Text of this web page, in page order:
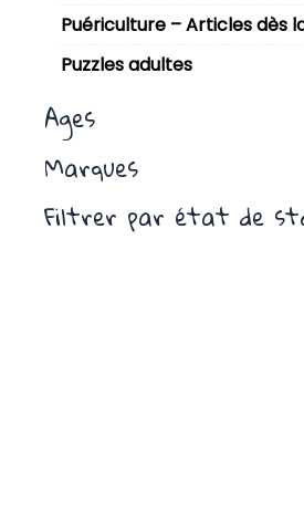
Puériculture – Articles dès
Puzzles adultes
Ages
Marques
Filtrer par état de